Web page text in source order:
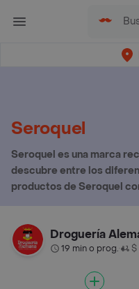
Seroquel
Seroquel es una marca
descubre entre los
productos de Seroquel
Droguería
19 min o prog.•